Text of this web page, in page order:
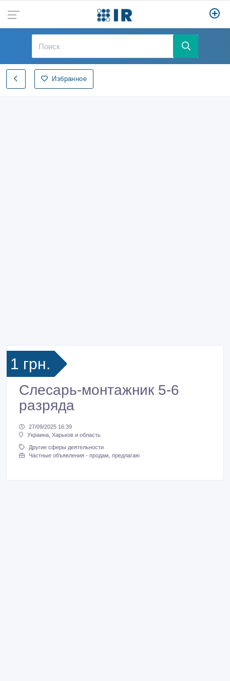
Избранное
1 грн.
Слесарь-монтажник 5-6
разряда
27/09/2025 16:39
Украина, Харьков и область
Другие сферы деятельности
Частные объявления - продам, предлагаю